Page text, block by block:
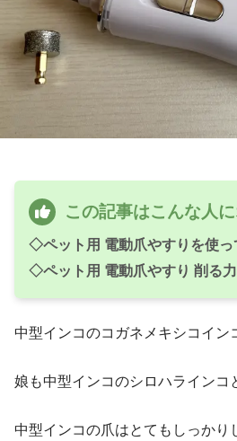
この記事はこんな人
◇ペット用 電動爪やすりを使っ
◇ペット用 電動爪やすり 削る
中型インコのコガネメキシコイン
娘も中型インコのシロハラインコ
中型インコの爪はとてもしっかり